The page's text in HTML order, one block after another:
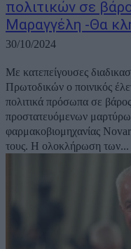
πολιτικών σε
Μαραγγέλη -Θα
30/10/2024
Με κατεπείγουσες
Πρωτοδικών ο ποινικός
πολιτικά πρόσωπα σε
προστατευόμενων
φαρμακοβιομηχανίας
τους. Η ολοκλήρωση των...